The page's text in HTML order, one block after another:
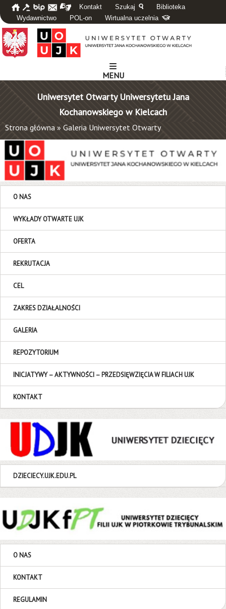
Kontakt Szukaj
Biblioteka
Wydawnictwo
POL-on Wirtualna uczelnia
MENU
Uniwersytet Otwarty Uniwersytetu Jana
Kochanowskiego w Kielcach
Strona główna » Galeria Uniwersytet Otwarty
O NAS
WYKŁADY OTWARTE UJK
OFERTA
REKRUTACJA
CEL
ZAKRES DZIAŁALNOŚCI
GALERIA
REPOZYTORIUM
INICJATYWY – AKTYWNOŚCI – PRZEDSIĘWZIĘCIA W FILIACH UJK
KONTAKT
DZIECIECY.UJK.EDU.PL
O NAS
KONTAKT
REGULAMIN